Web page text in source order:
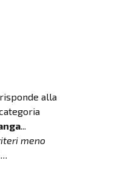
alla
...
meno